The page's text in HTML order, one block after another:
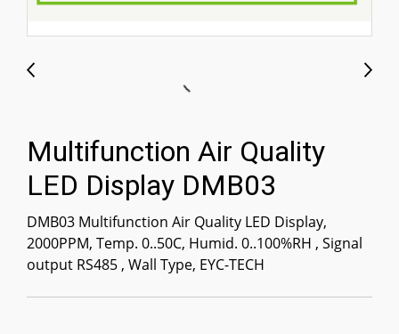
Multifunction Air Quality
LED Display DMB03
DMB03 Multifunction Air Quality LED Display,
2000PPM, Temp. 0..50C, Humid. 0..100%RH , Signal
output RS485 , Wall Type, EYC-TECH